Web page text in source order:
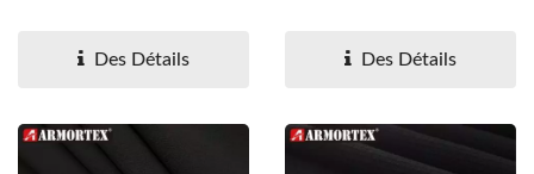
l'abrasion...Des Détails
extensible...Des Détails